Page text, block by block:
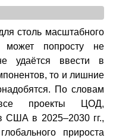
столь масштабного
может попросту не
удаётся ввести в
то и лишние
По словам
проекты ЦОД,
США в 2025–2030 гг.,
прироста